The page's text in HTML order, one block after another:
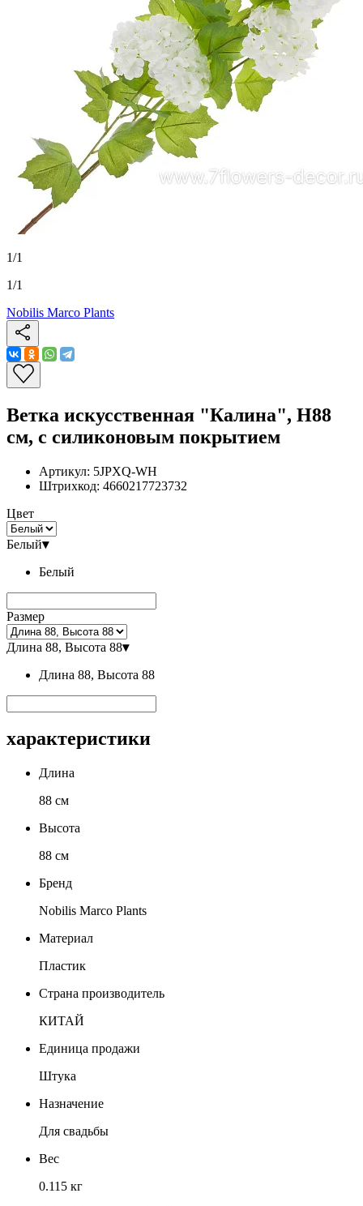
1/1
1/1
Nobilis Marco Plants
Ветка искусственная "Калина", H88
см, с силиконовым покрытием
Артикул: 5JPXQ-WH
Штрихкод: 4660217723732
Цвет
Белый▾
Белый
Размер
Длина 88, Высота 88▾
Длина 88, Высота 88
характеристики
Длина
88 см
Высота
88 см
Бренд
Nobilis Marco Plants
Материал
Пластик
Страна производитель
КИТАЙ
Единица продажи
Штука
Назначение
Для свадьбы
Вес
0.115 кг